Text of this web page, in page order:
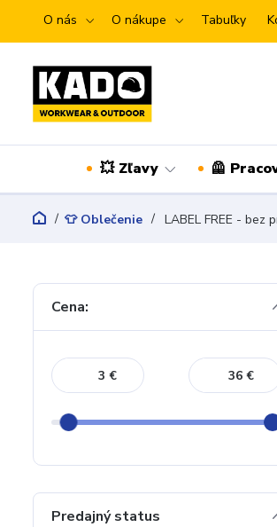
O nás O nákupe Tabuľky
💥 Zľavy 🦺
👕 Oblečenie LABEL FREE - bez
Cena:
€ €
Predajný status